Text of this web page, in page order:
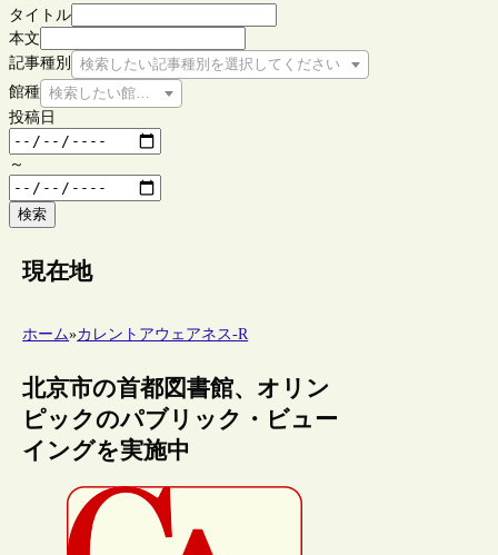
タイトル
本文
記事種別
検索したい記事種別を選択してください
館種 検索したい館種を選択してください
投稿日
～
検索
現在地
ホーム»カレントアウェアネス-R
北京市の首都図書館、オリン
ピックのパブリック・ビュー
イングを実施中